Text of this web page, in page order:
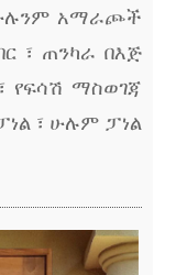
አማራጮች
፣ ጠንካራ በእጅ
የፍሳሽ ማስወገጃ
፣ ሁሉም ፓነል